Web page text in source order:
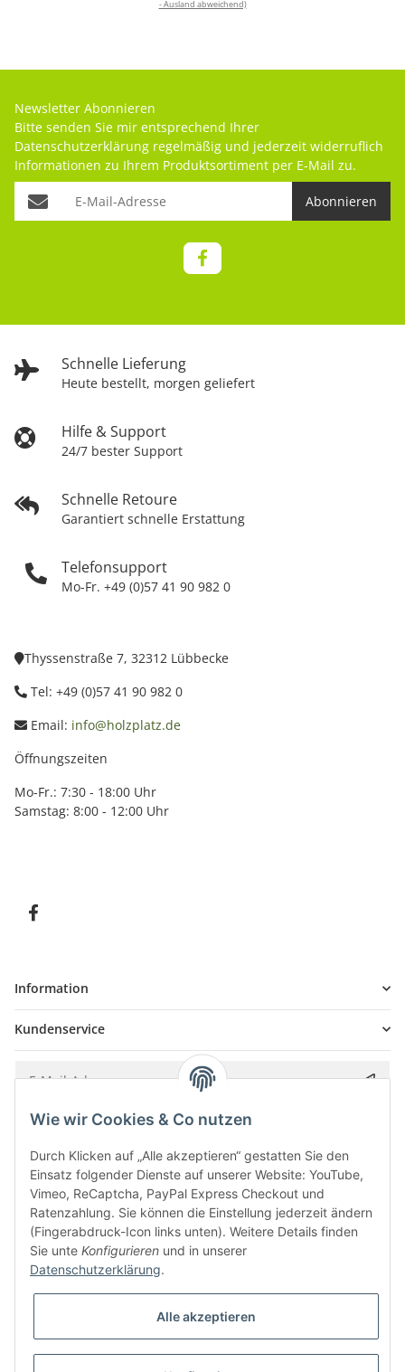
- Ausland abweichend)
Schnelle Lieferung
Heute bestellt, morgen geliefert
Hilfe & Support
24/7 bester Support
Schnelle Retoure
Garantiert schnelle Erstattung
Telefonsupport
Mo-Fr. +49 (0)57 41 90 982 0
Newsletter Abonnieren
Bitte senden Sie mir entsprechend Ihrer
Datenschutzerklärung regelmäßig und jederzeit widerruflich
Informationen zu Ihrem Produktsortiment per E-Mail zu.
Abonnieren
Thyssenstraße 7, 32312 Lübbecke
Tel: +49 (0)57 41 90 982 0
Email: info@holzplatz.de
Öffnungszeiten
Mo-Fr.: 7:30 - 18:00 Uhr
Samstag: 8:00 - 12:00 Uhr
Information
Kundenservice
Bitte senden Sie mir entsprechend IhrerDatenschutzerklärung
* Alle Preise inkl. gesetzlicher USt., zzgl.
Wie wir Cookies & Co nutzen
Durch Klicken auf „Alle akzeptieren“ gestatten Sie den
Einsatz folgender Dienste auf unserer Website: YouTube,
Vimeo, ReCaptcha, PayPal Express Checkout und
Ratenzahlung. Sie können die Einstellung jederzeit ändern
(Fingerabdruck-Icon links unten). Weitere Details finden
Sie unte Konfigurieren und in unserer
Datenschutzerklärung.
Alle akzeptieren